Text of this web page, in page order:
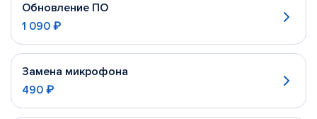
Обновление ПО
1 090 ₽
Замена микрофона
490 ₽